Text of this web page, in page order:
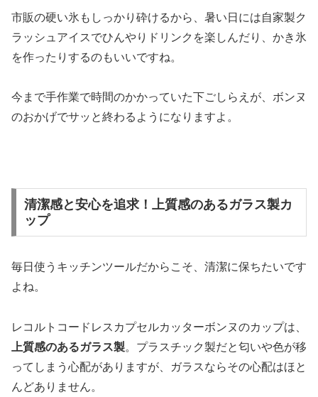
市販の硬い氷もしっかり砕けるから、暑い日には自家製ク
ラッシュアイスでひんやりドリンクを楽しんだり、かき氷
を作ったりするのもいいですね。
今まで手作業で時間のかかっていた下ごしらえが、ボンヌ
のおかげでサッと終わるようになりますよ。
清潔感と安心を追求！上質感のあるガラス製カ
ップ
毎日使うキッチンツールだからこそ、清潔に保ちたいです
よね。
レコルトコードレスカプセルカッターボンヌのカップは、
上質感のあるガラス製。プラスチック製だと匂いや色が移
ってしまう心配がありますが、ガラスならその心配はほと
んどありません。